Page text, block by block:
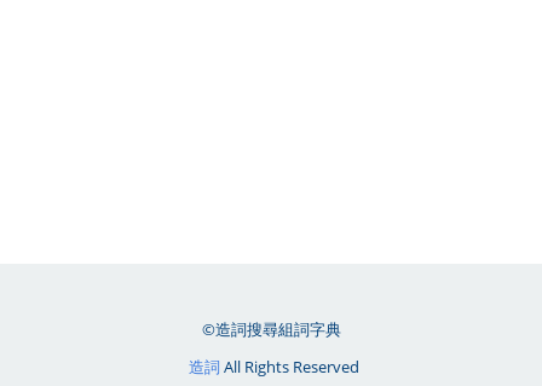
©造詞搜尋組詞字典
造詞 All Rights Reserved